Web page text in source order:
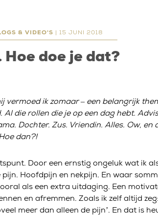
& VIDEO'S | 15 JUNI 2018
Hoe doe je dat?
vermoed ik zomaar – een belangrijk
die rollen die je op een dag hebt.
Dochter. Zus. Vriendin. Alles. Ow, en
dan?!
Door een ernstig ongeluk wat ik
Hoofdpijn en nekpijn. En waar
als een extra uitdaging. Een
en afremmen. Zoals ik zelf altijd
meer dan alleen de pijn’. En dat is